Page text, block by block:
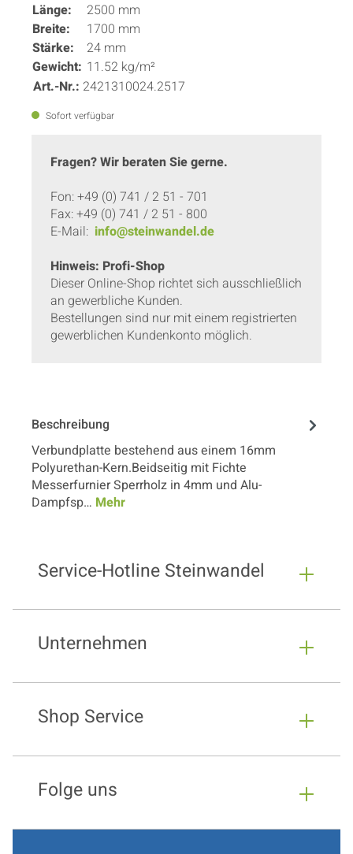
Länge:
2500 mm
Breite:
1700 mm
Stärke:
24 mm
Gewicht: 11.52 kg/m²
Art.-Nr.: 2421310024.2517
Sofort verfügbar
Fragen? Wir beraten Sie gerne.
Fon: +49 (0) 741 / 2 51 - 701
Fax: +49 (0) 741 / 2 51 - 800
E-Mail: info@steinwandel.de
Hinweis: Profi-Shop
Dieser Online-Shop richtet sich ausschließlich
an gewerbliche Kunden.
Bestellungen sind nur mit einem registrierten
gewerblichen Kundenkonto möglich.
Beschreibung
Verbundplatte bestehend aus einem 16mm
Polyurethan-Kern.Beidseitig mit Fichte
Messerfurnier Sperrholz in 4mm und Alu-
Dampfsp… Mehr
Service-Hotline Steinwandel
Unternehmen
Shop Service
Folge uns